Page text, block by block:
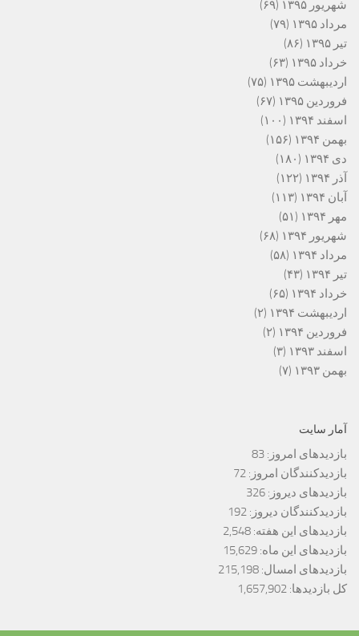
شهریور ۱۳۹۵
(۶۹)
مرداد ۱۳۹۵
(۷۹)
تیر ۱۳۹۵
(۸۶)
خرداد ۱۳۹۵
(۶۳)
اردیبهشت ۱۳۹۵
(۷۵)
فروردین ۱۳۹۵
(۶۷)
اسفند ۱۳۹۴
(۱۰۰)
بهمن ۱۳۹۴
(۱۵۶)
دی ۱۳۹۴
(۱۸۰)
آذر ۱۳۹۴
(۱۲۲)
آبان ۱۳۹۴
(۱۱۳)
مهر ۱۳۹۴
(۵۱)
شهریور ۱۳۹۴
(۶۸)
مرداد ۱۳۹۴
(۵۸)
تیر ۱۳۹۴
(۴۳)
خرداد ۱۳۹۴
(۶۵)
اردیبهشت ۱۳۹۴
(۲)
فروردین ۱۳۹۴
(۲)
اسفند ۱۳۹۳
(۳)
بهمن ۱۳۹۳
(۷)
آمار سایت
بازدیدهای امروز: 83
بازدیدکنندگان امروز: 72
بازدیدهای دیروز: 326
بازدیدکنندگان دیروز: 192
بازدیدهای این هفته: 2,548
بازدیدهای این ماه: 15,629
بازدیدهای امسال: 215,198
کل بازدیدها: 1,657,902